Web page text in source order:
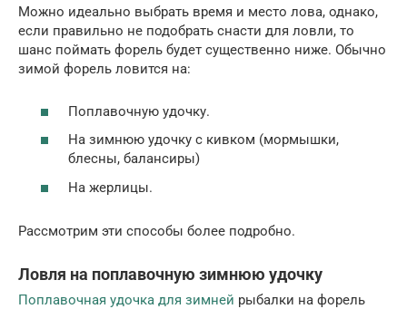
Можно идеально выбрать время и место лова, однако,
если правильно не подобрать снасти для ловли, то
шанс поймать форель будет существенно ниже. Обычно
зимой форель ловится на:
Поплавочную удочку.
На зимнюю удочку с кивком (мормышки,
блесны, балансиры)
На жерлицы.
Рассмотрим эти способы более подробно.
Ловля на поплавочную зимнюю удочку
Поплавочная удочка для зимней рыбалки на форель